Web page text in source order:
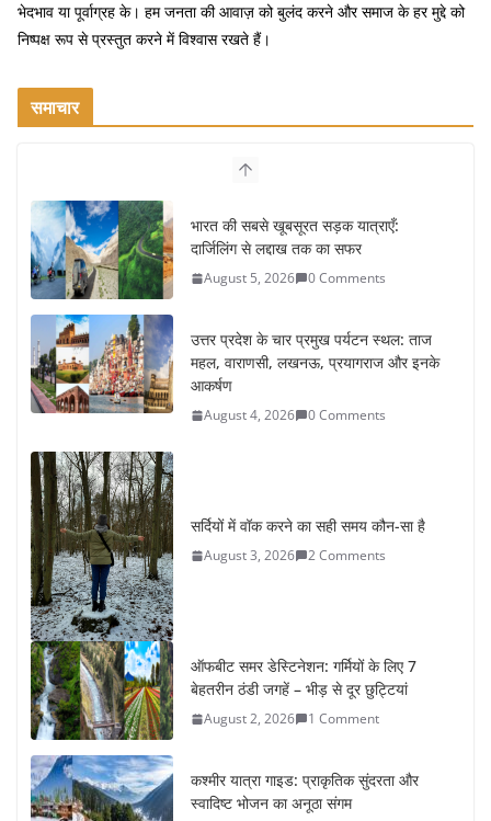
भेदभाव या पूर्वाग्रह के। हम जनता की आवाज़ को बुलंद करने और समाज के हर मुद्दे को
निष्पक्ष रूप से प्रस्तुत करने में विश्वास रखते हैं।
समाचार
भारत की सबसे खूबसूरत सड़क यात्राएँ:
दार्जिलिंग से लद्दाख तक का सफर
August 5, 2026 0 Comments
उत्तर प्रदेश के चार प्रमुख पर्यटन स्थल: ताज
महल, वाराणसी, लखनऊ, प्रयागराज और इनके
आकर्षण
August 4, 2026 0 Comments
सर्दियों में वॉक करने का सही समय कौन-सा है
August 3, 2026 2 Comments
ऑफबीट समर डेस्टिनेशन: गर्मियों के लिए 7
बेहतरीन ठंडी जगहें – भीड़ से दूर छुट्टियां
August 2, 2026 1 Comment
कश्मीर यात्रा गाइड: प्राकृतिक सुंदरता और
स्वादिष्ट भोजन का अनूठा संगम